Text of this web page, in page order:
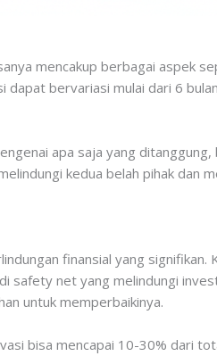
mencakup berbagai aspek
dapat bervariasi mulai dari 6
apa saja yang
kedua belah pihak dan
finansial yang
safety net yang melindungi
untuk memperbaikinya.
bisa mencapai 10-30% dari